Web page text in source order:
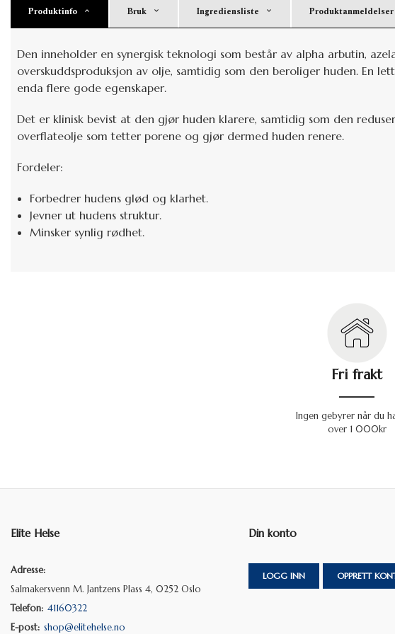
Produktinfo Bruk Ingrediensliste Produktanmeldelser
Den inneholder en synergisk teknologi som består av alpha arbutin,
overskuddsproduksjon av olje, samtidig som den beroliger huden. En
enda flere gode egenskaper.
Det er klinisk bevist at den gjør huden klarere, samtidig som den
overflateolje som tetter porene og gjør dermed huden renere.
Fordeler:
Forbedrer hudens glød og klarhet.
Jevner ut hudens struktur.
Minsker synlig rødhet.
Fri frakt
Ingen gebyrer når du
over 1 000kr
Elite Helse
Adresse:
Salmakersvenn M. Jantzens Plass 4, 0252 Oslo
Telefon: 41160322
E-post: shop@elitehelse.no
Din konto
LOGG INN OPPRETT